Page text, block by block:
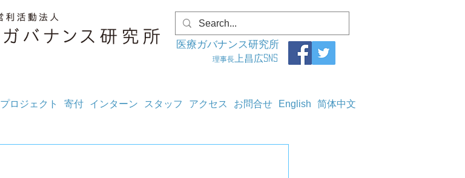
医療ガバナンス研究所
理事長 上昌広SNS
プロジェクト 寄付 インターン スタッフ アクセス お問合せ English 简体中文